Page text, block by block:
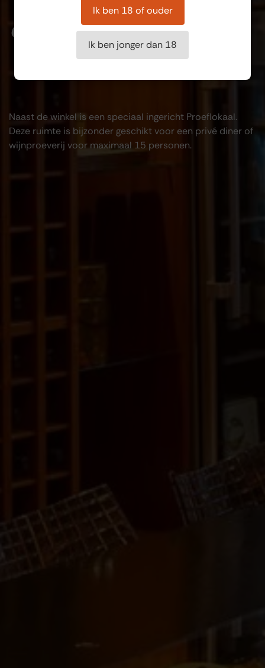
ervaar
Naast de winkel is een speciaal ingericht Proeflokaal.
Deze ruimte is bijzonder geschikt voor een privé diner of
wijnproeverij voor maximaal 15 personen.
Ik ben 18 of ouder
Ik ben jonger dan 18